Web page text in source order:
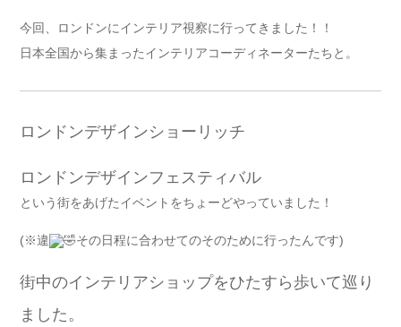
今回、ロンドンにインテリア視察に行ってきました！！
日本全国から集まったインテリアコーディネーターたちと。
ロンドンデザインショーリッチ
ロンドンデザインフェスティバル
という街をあげたイベントをちょーどやっていました！
(※違 その日程に合わせてのそのために行ったんです)
街中のインテリアショップをひたすら歩いて巡り
ました。